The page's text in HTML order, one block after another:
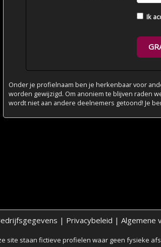
Ik
Onder je profielnaam ben je herkenbaar voor
worden gewijzigd. Om anoniem te blijven raden
wordt niet aan andere deelnemers getoond! Je
| Privacybeleid | Algemene
site staan fictieve profielen waar geen fysieke